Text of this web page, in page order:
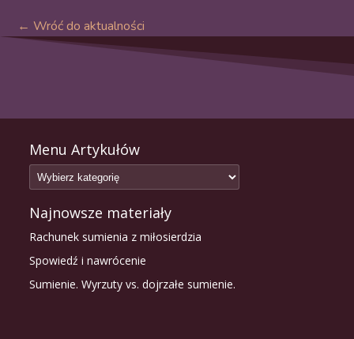
← Wróć do aktualności
Menu Artykułów
Najnowsze materiały
Rachunek sumienia z miłosierdzia
Spowiedź i nawrócenie
Sumienie. Wyrzuty vs. dojrzałe sumienie.